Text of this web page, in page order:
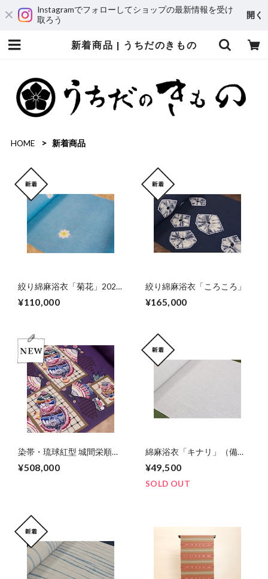
Instagramでフォローしてショップの最新情報を受け
取ろう
開く
新着商品 | うちだのきもの
HOME 新着商品
絞り綿麻浴衣「菊花」2026
¥110,000
絞り綿麻浴衣「ころころ」
¥165,000
染帯・琉球紅型 城間栄順作
¥508,000
綿麻浴衣「キナリ」（備長
¥49,500
SOLD OUT